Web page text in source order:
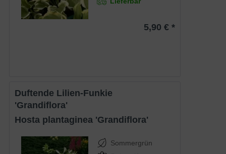
5,90 € *
Duftende Lilien-Funkie
'Grandiflora'
Hosta plantaginea 'Grandiflora'
Sommergrün